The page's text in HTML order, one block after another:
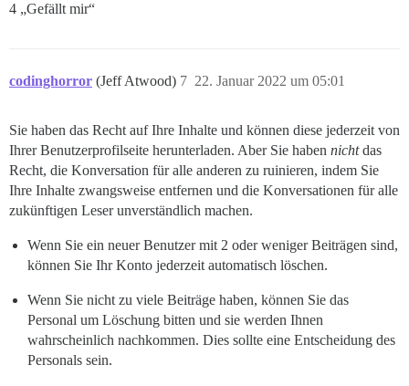
4 „Gefällt mir“
codinghorror (Jeff Atwood) 22. Januar 2022 um 05:01
7
Sie haben das Recht auf Ihre Inhalte und können diese jederzeit von
Ihrer Benutzerprofilseite herunterladen. Aber Sie haben nichtdas
Recht, die Konversation für alle anderen zu ruinieren, indem Sie
Ihre Inhalte zwangsweise entfernen und die Konversationen für alle
zukünftigen Leser unverständlich machen.
Wenn Sie ein neuer Benutzer mit 2 oder weniger Beiträgen sind,
können Sie Ihr Konto jederzeit automatisch löschen.
Wenn Sie nicht zu viele Beiträge haben, können Sie das
Personal um Löschung bitten und sie werden Ihnen
wahrscheinlich nachkommen. Dies sollte eine Entscheidung des
Personals sein.